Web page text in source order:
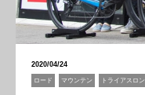
2020/04/24
ロード マウンテン トライアスロン